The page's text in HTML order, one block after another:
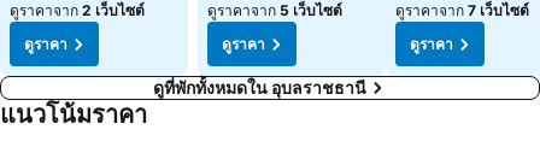
ดูราคาจาก 2 เว็บไซต์
ดูราคา
ดูราคาจาก 5 เว็บไซต์
ดูราคา
ดูราคาจาก 7 เว็บไซต์
ดูราคา
ดูที่พักทั้งหมดใน อุบลราชธานี
แนวโน้มราคา